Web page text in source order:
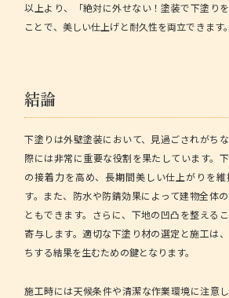
以上より、「絶対に外せない！塗装で下塗り
ことで、美しい仕上げと耐久性を両立できます。
結論
下塗りは外壁塗装において、見過ごされがち
際には非常に重要な役割を果たしています。
の接着力を高め、長期間美しい仕上がりを
す。 また、防水や防錆効果によって建物全体
ともできます。さらに、下地の凹凸を整える
寄与します。適切な下塗り材の選定と施工は
ちする結果を生むための鍵となります。
施工時には天候条件や清潔な作業環境に注意